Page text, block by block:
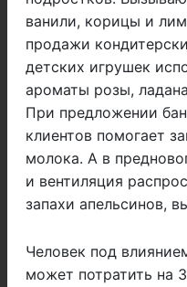
ванили, корицы и
продажи
детских игрушек
ароматы розы,
При предложении
клиентов помогает
молока. А в
и вентиляция
запахи апельсинов,
Человек под
может потратить на